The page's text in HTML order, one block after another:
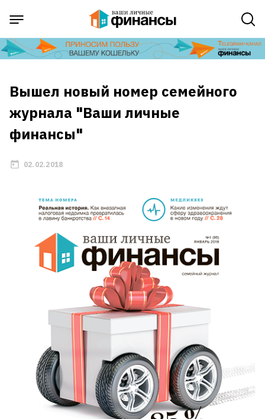
Вышел новый номер семейного
журнала "Ваши личные
финансы"
02.02.2018